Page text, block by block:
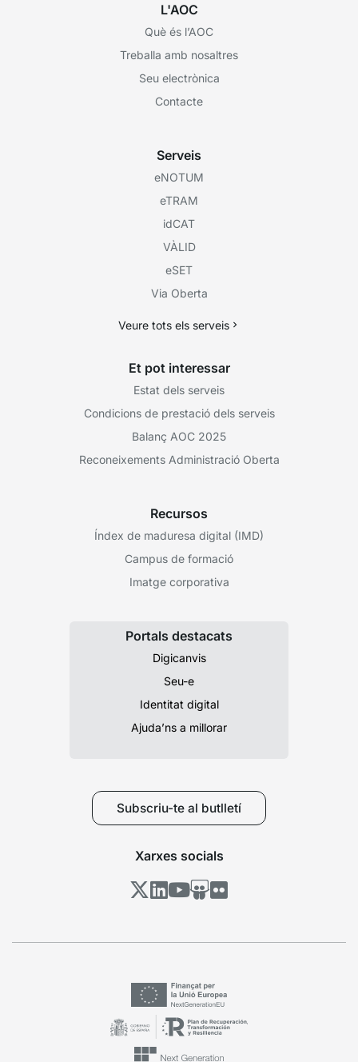
L'AOC
Què és l’AOC
Treballa amb nosaltres
Seu electrònica
Contacte
Serveis
eNOTUM
eTRAM
idCAT
VÀLID
eSET
Via Oberta
Veure tots els serveis
Et pot interessar
Estat dels serveis
Condicions de prestació dels serveis
Balanç AOC 2025
Reconeixements Administració Oberta
Recursos
Índex de maduresa digital (IMD)
Campus de formació
Imatge corporativa
Portals destacats
Digicanvis
Seu-e
Identitat digital
Ajuda’ns a millorar
Subscriu-te al butlletí
Xarxes socials